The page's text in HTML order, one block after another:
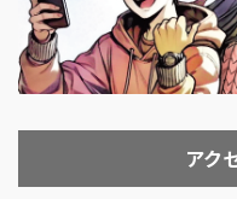
アク